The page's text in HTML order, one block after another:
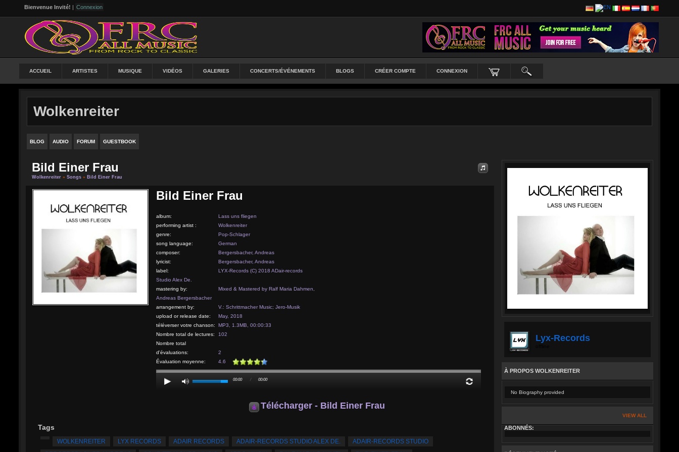
Bienvenue Invité! | Connexion
ACCUEIL ARTISTES MUSIQUE VIDÉOS GALERIES CONCERTS/ÉVÉNEMENTS BLOGS CRÉER COMPTE CONNEXION
Wolkenreiter
BLOG AUDIO FORUM GUESTBOOK
Bild Einer Frau
Wolkenreiter » Songs » Bild Einer Frau
Bild Einer Frau
album:
Lass uns fliegen
performing artist :
Wolkenreiter
genre:
Pop-Schlager
song language:
German
composer:
Bergersbacher, Andreas
lyricist:
Bergersbacher, Andreas
label:
LYX-Records (C) 2018 ADair-records
Studio Alex De.
mastering by:
Mixed & Mastered by Ralf Maria Dahmen,
Andreas Bergersbacher
arrangement by:
V.: Schrittmacher Music; Jero-Musik
upload or release date:
May, 2018
téléverser votre chanson:
MP3, 1.3MB, 00:00:33
Nombre total de lectures:
102
Nombre total
d'évaluations:
2
Évaluation moyenne:
4.6
00:00 / 00:00
Télécharger - Bild Einer Frau
Tags
WOLKENREITER LYX RECORDS ADAIR RECORDS ADAIR-RECORDS STUDIO ALEX DE.
ADAIR-RECORDS STUDIO
Lyx-Records
À PROPOS WOLKENREITER
No Biography provided
VIEW ALL
ABONNÉS: